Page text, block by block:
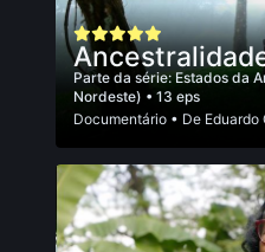
Parte da série:Estados da
Nordeste) • 13 eps
Documentário • De Eduardo